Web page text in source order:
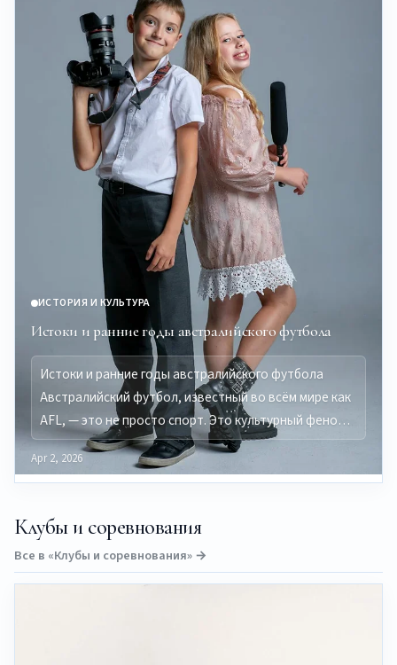
ИСТОРИЯ И КУЛЬТУРА
Истоки и ранние годы австралийского футбола
Истоки и ранние годы австралийского футбола
Австралийский футбол, известный во всём мире как
AFL, — это не просто спорт. Это культурный фено…
Apr 2, 2026
Клубы и соревнования
Все в «Клубы и соревнования» →